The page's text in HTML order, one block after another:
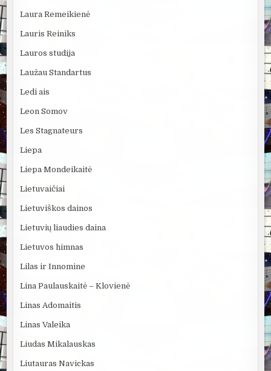
Laura Remeikienė
Lauris Reiniks
Lauros studija
Laužau Standartus
Ledi ais
Leon Somov
Les Stagnateurs
Liepa
Liepa Mondeikaitė
Lietuvaičiai
Lietuviškos dainos
Lietuvių liaudies daina
Lietuvos himnas
Lilas ir Innomine
Lina Paulauskaitė – Klovienė
Linas Adomaitis
Linas Valeika
Liudas Mikalauskas
Liutauras Navickas